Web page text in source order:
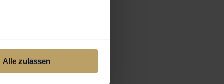
Alle zulassen